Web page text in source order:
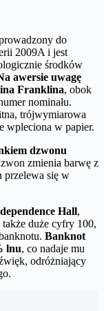
do
2009A i jest
środków
awersie uwagę
Franklina, obok
nominału.
trójwymiarowa
wpleciona w papier.
dzwonu
zmienia barwę z
przelewa się w
Hall,
duże cyfry 100,
Banknot
lnu, co nadaje mu
odróżniający